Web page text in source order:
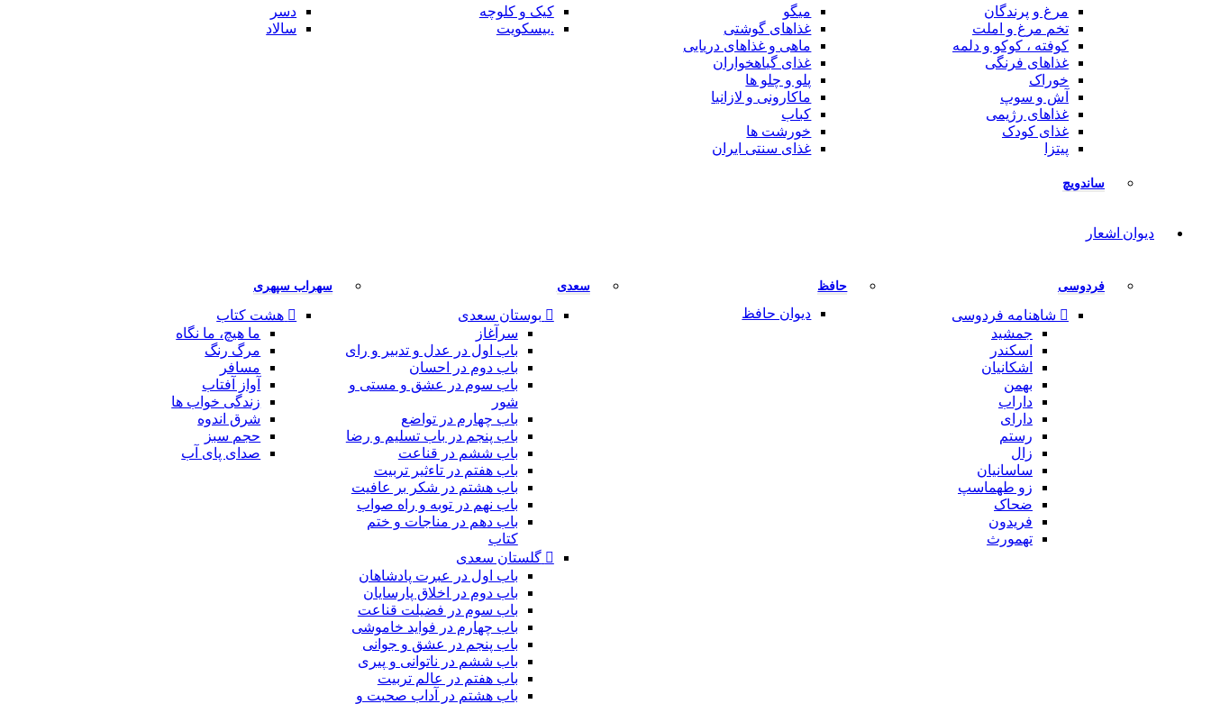
مرغ و پرندگان
تخم مرغ و املت
کوفته ، کوکو و دلمه
غذاهای فرنگی
خوراک
آش و سوپ
غذاهای رژیمی
غذای کودک
پیتزا
میگو
غذاهای گوشتی
ماهی و غذاهای دریایی
غذای گیاهخواران
پلو و چلو ها
ماکارونی و لازانیا
کباب
خورشت ها
غذای سنتی ایران
کیک و کلوچه
.بیسکویت
دسر
سالاد
ساندویچ
دیوان اشعار
فردوسی
شاهنامه فردوسی
جمشید
اسکندر
اشکانیان
بهمن
داراب
دارای
رستم
زال
ساسانیان
زو طهماسپ‏
ضحاک
فریدون
تهمورث
حافظ
دیوان حافظ
سعدی
بوستان سعدی
سرآغاز
باب اول در عدل و تدبیر و رای
باب دوم در احسان
باب سوم در عشق و مستی و
شور
باب چهارم در تواضع
باب پنجم در باب تسلیم و رضا
باب ششم در قناعت
باب هفتم در تاءثیر تربیت
باب هشتم در شکر بر عافیت
باب نهم در توبه و راه صواب
باب دهم در مناجات و ختم
کتاب
گلستان سعدی
باب اول در عبرت پادشاهان
باب دوم در اخلاق پارسایان
باب سوم در فضیلت قناعت
باب چهارم در فواید خاموشى
باب پنجم در عشق و جوانى
باب ششم در ناتوانى و پیرى
باب هفتم در عالم تربیت
باب هشتم در آداب صحبت و
سهراب سپهری
هشت کتاب
ما هیچ، ما نگاه
مرگ رنگ
مسافر
آواز آفتاب
زندگی خواب ها
شرق اندوه
حجم سبز
صدای پای آب